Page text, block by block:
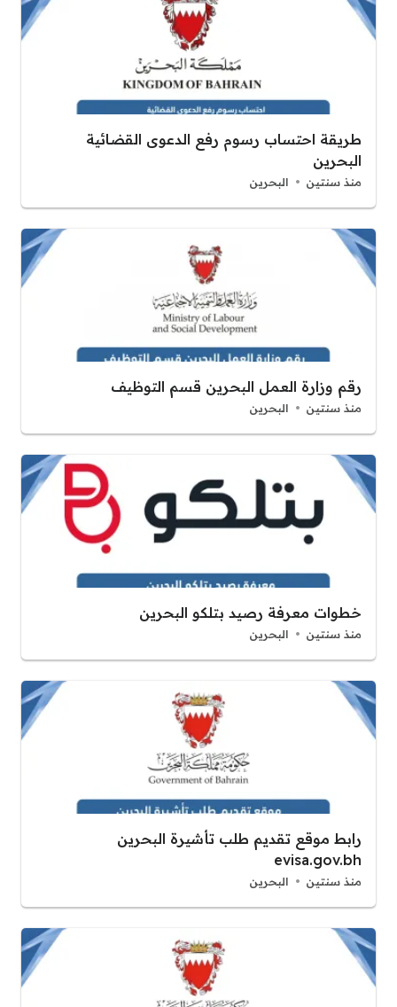
طريقة احتساب رسوم رفع الدعوى القضائية
البحرين
منذ سنتين البحرين
رقم وزارة العمل البحرين قسم التوظيف
منذ سنتين البحرين
خطوات معرفة رصيد بتلكو البحرين
منذ سنتين البحرين
رابط موقع تقديم طلب تأشيرة البحرين
evisa.gov.bh
منذ سنتين البحرين